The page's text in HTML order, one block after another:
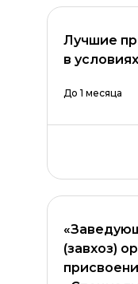
Лучшие
в
До 1 месяца
(завхоз)